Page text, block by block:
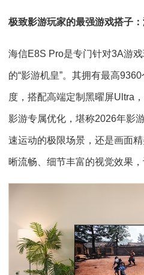
极致影游玩家的最强游戏搭子
海信E8S Pro是专门针对3A游
的“影游机皇”。其拥有最高
度，搭配高端定制黑曜屏Ultra
影游专属优化，堪称2026年影
速运动的极限场景，还是画面
晰流畅、细节丰富的视觉效果